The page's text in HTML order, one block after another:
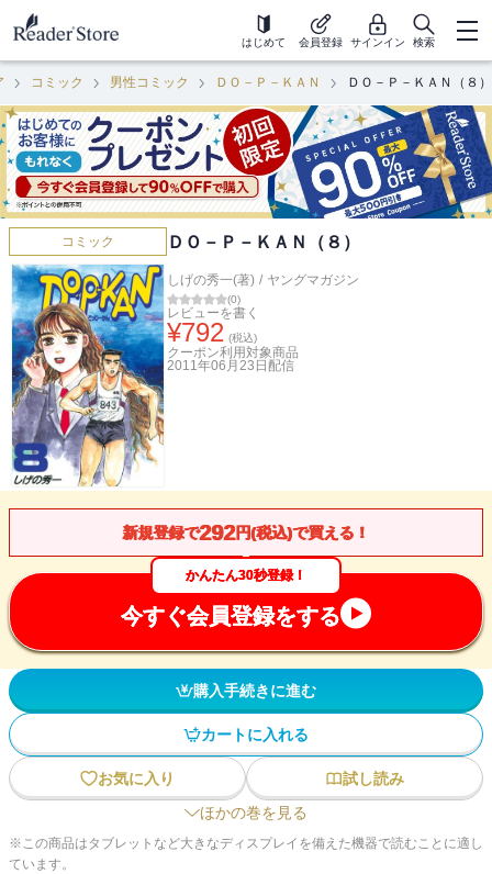
はじめて 会員登録 サインイン 検索
コミック 男性コミック ＤＯ－Ｐ－ＫＡＮ ＤＯ－Ｐ－ＫＡＮ（８）
コミック ＤＯ－Ｐ－ＫＡＮ（８）
しげの秀一(著) / ヤングマガジン
(0)
レビューを書く
¥792 (税込)
クーポン利用対象商品
2011年06月23日 配信
新規登録で292円(税込)で買える！
かんたん30秒登録！
今すぐ会員登録をする
購入手続きに進む
カートに入れる
お気に入り
試し読み
ほかの巻を見る
※この商品はタブレットなど大きなディスプレイを備えた機器で読むことに適し
ています。